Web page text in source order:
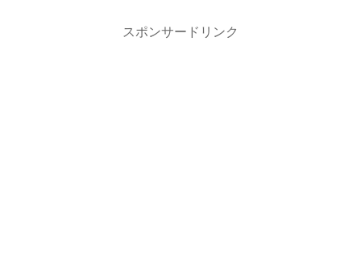
スポンサードリンク